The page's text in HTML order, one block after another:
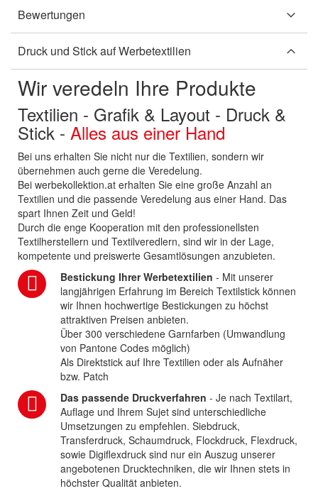
Bewertungen
Druck und Stick auf Werbetextilien
Wir veredeln Ihre Produkte
Textilien - Grafik & Layout - Druck &
Stick - Alles aus einer Hand
Bei uns erhalten Sie nicht nur die Textilien, sondern wir
übernehmen auch gerne die Veredelung.
Bei werbekollektion.at erhalten Sie eine große Anzahl an
Textilien und die passende Veredelung aus einer Hand. Das
spart Ihnen Zeit und Geld!
Durch die enge Kooperation mit den professionellsten
Textilherstellern und Textilveredlern, sind wir in der Lage,
kompetente und preiswerte Gesamtlösungen anzubieten.
Bestickung Ihrer Werbetextilien - Mit unserer
langjährigen Erfahrung im Bereich Textilstick können
wir Ihnen hochwertige Bestickungen zu höchst
attraktiven Preisen anbieten.
Über 300 verschiedene Garnfarben (Umwandlung
von Pantone Codes möglich)
Als Direktstick auf Ihre Textilien oder als Aufnäher
bzw. Patch
Das passende Druckverfahren - Je nach Textilart,
Auflage und Ihrem Sujet sind unterschiedliche
Umsetzungen zu empfehlen. Siebdruck,
Transferdruck, Schaumdruck, Flockdruck, Flexdruck,
sowie Digiflexdruck sind nur ein Auszug unserer
angebotenen Drucktechniken, die wir Ihnen stets in
höchster Qualität anbieten.